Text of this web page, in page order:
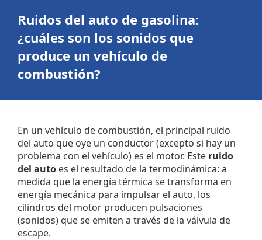
Ruidos del auto de gasolina:
¿cuáles son los sonidos que
produce un vehículo de
combustión?
En un vehículo de combustión, el principal ruido
del auto que oye un conductor (excepto si hay un
problema con el vehículo) es el motor. Este ruido
del auto es el resultado de la termodinámica: a
medida que la energía térmica se transforma en
energía mecánica para impulsar el auto, los
cilindros del motor producen pulsaciones
(sonidos) que se emiten a través de la válvula de
escape.